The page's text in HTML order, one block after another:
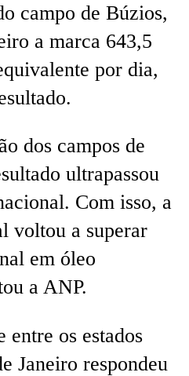
campo de Búzios,
a marca 643,5
por dia,
dos campos de
ultrapassou
Com isso, a
voltou a superar
em óleo
a ANP.
entre os estados
Janeiro respondeu